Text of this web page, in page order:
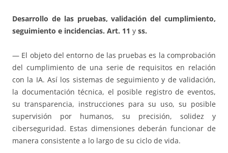
Desarrollo de las pruebas, validación del cumplimiento,
seguimiento e incidencias. Art. 11 y ss.
— El objeto del entorno de las pruebas es la comprobación
del cumplimiento de una serie de requisitos en relación
con la IA. Así los sistemas de seguimiento y de validación,
la documentación técnica, el posible registro de eventos,
su transparencia, instrucciones para su uso, su posible
supervisión por humanos, su precisión, solidez y
ciberseguridad. Estas dimensiones deberán funcionar de
manera consistente a lo largo de su ciclo de vida.